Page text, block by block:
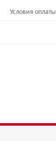
Условия оплаты